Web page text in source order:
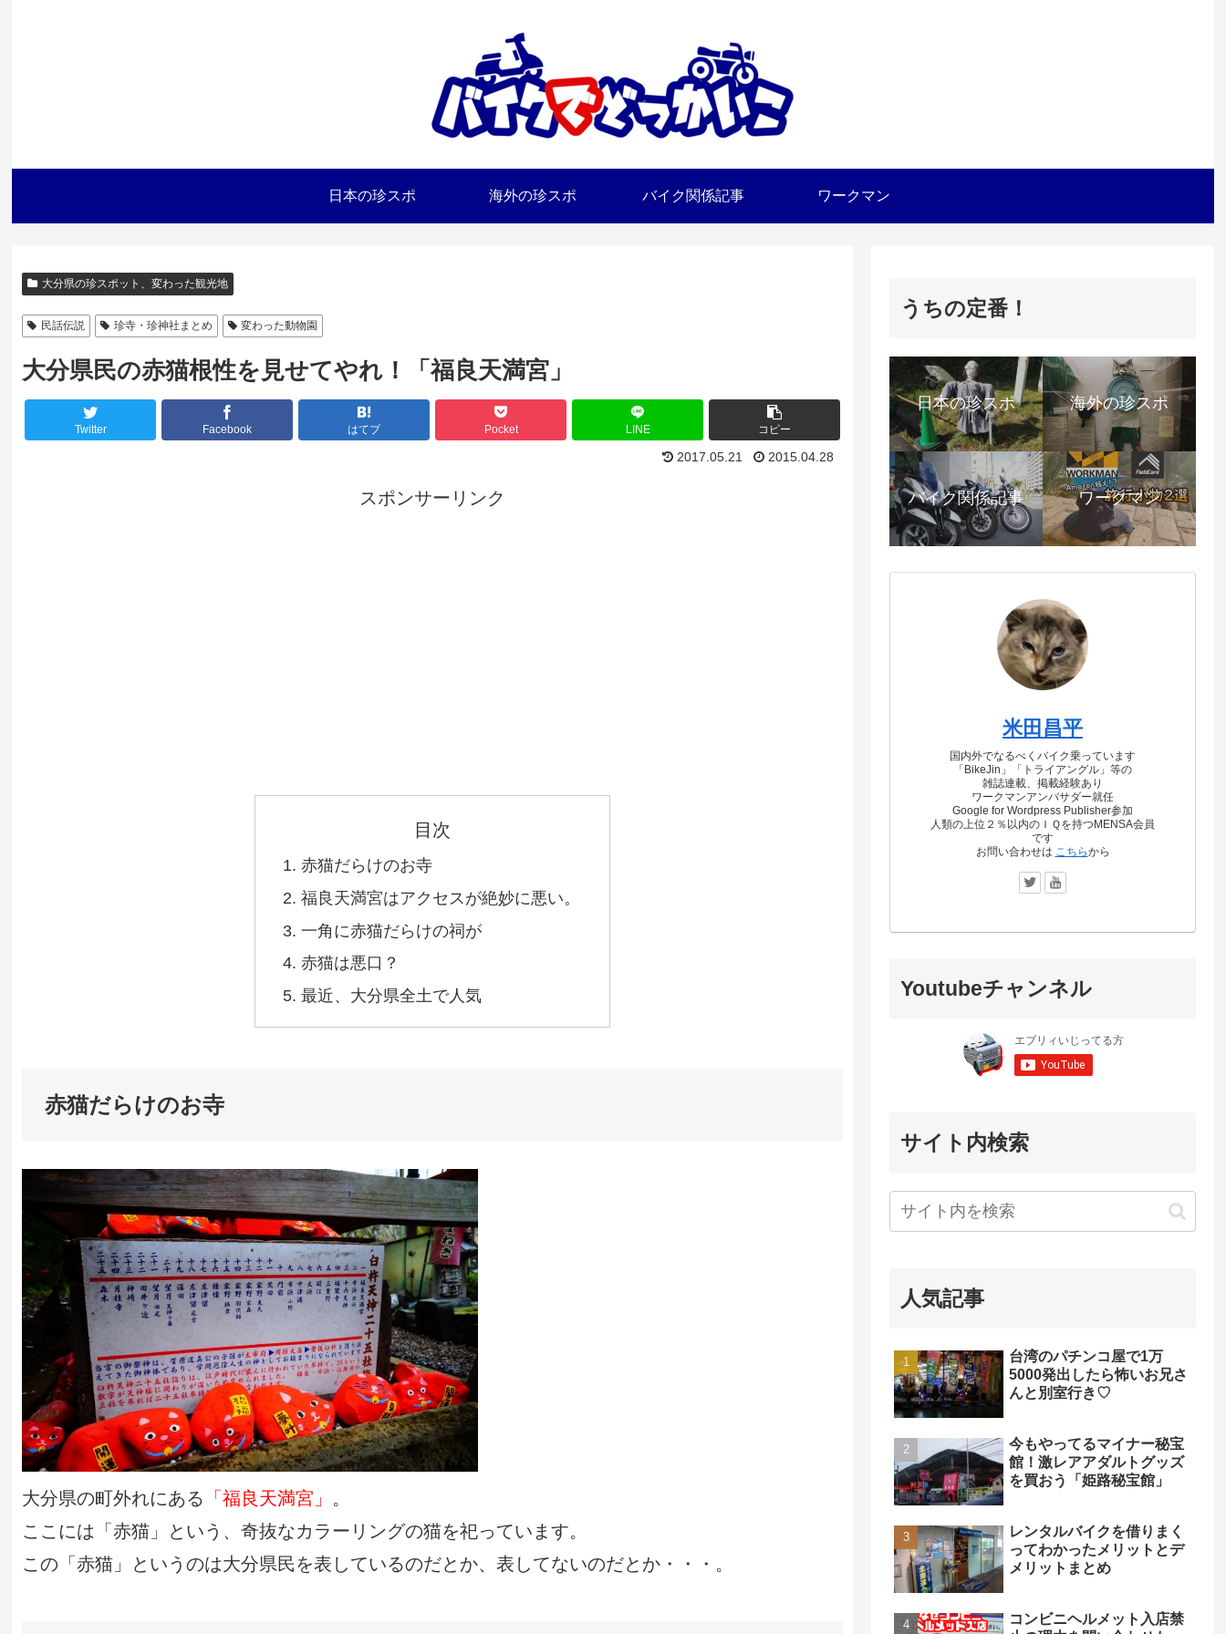
日本の珍スポ 海外の珍スポ バイク関係記事 ワークマン
大分県の珍スポット、変わった観光地
民話伝説 珍寺・珍神社まとめ 変わった動物園
大分県民の赤猫根性を見せてやれ！「福良天満宮」
Twitter Facebook はてブ Pocket LINE コピー
2017.05.21 2015.04.28
スポンサーリンク
目次
赤猫だらけのお寺
福良天満宮はアクセスが絶妙に悪い。
一角に赤猫だらけの祠が
赤猫は悪口？
最近、大分県全土で人気
赤猫だらけのお寺
大分県の町外れにある 「福良天満宮」 。
ここには「赤猫」という、奇抜なカラーリングの猫を祀っています。
この「赤猫」というのは大分県民を表しているのだとか、表してないのだとか・・・。
うちの定番！
日本の珍スポ 海外の珍スポ
バイク関係記事 ワークマン
米田昌平
国内外でなるべくバイク乗っています
「BikeJin」「トライアングル」等の
雑誌連載、掲載経験あり
ワークマンアンバサダー就任
Google for Wordpress Publisher参加
人類の上位２％以内のＩＱを持つMENSA会員
です
お問い合わせは こちらから
Youtubeチャンネル
サイト内検索
人気記事
台湾のパチンコ屋で1万
5000発出したら怖いお兄さ
んと別室行き♡
今もやってるマイナー秘宝
館！激レアアダルトグッズ
を買おう「姫路秘宝館」
レンタルバイクを借りまく
ってわかったメリットとデ
メリットまとめ
コンビニヘルメット入店禁